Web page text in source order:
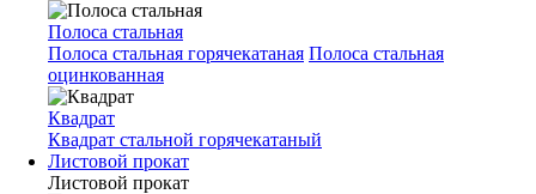
Полоса стальная
Полоса стальная горячекатаная Полоса стальная
оцинкованная
Квадрат
Квадрат стальной горячекатаный
Листовой прокат
Листовой прокат